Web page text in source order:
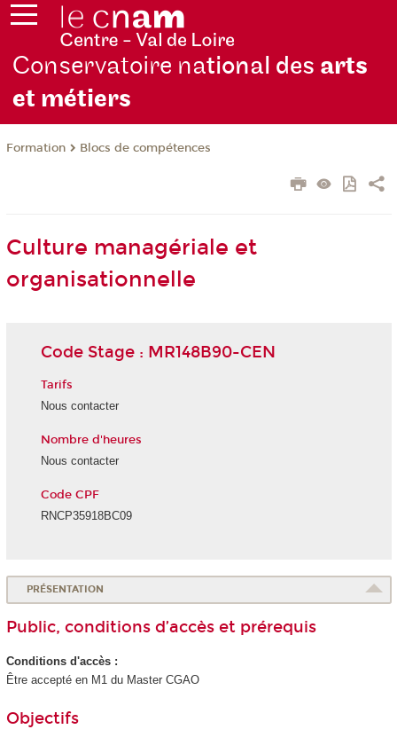
Conservatoire national des arts
et métiers
Formation Blocs de compétences
Culture managériale et
organisationnelle
Code Stage : MR148B90-CEN
Tarifs
Nous contacter
Nombre d'heures
Nous contacter
Code CPF
RNCP35918BC09
PRÉSENTATION
Public, conditions d’accès et prérequis
Conditions d'accès :
Être accepté en M1 du Master CGAO
Objectifs